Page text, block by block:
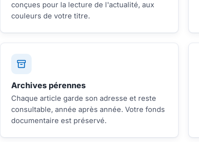
conçues pour la lecture de l'actualité, aux
couleurs de votre titre.
Archives pérennes
Chaque article garde son adresse et reste
consultable, année après année. Votre fonds
documentaire est préservé.